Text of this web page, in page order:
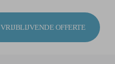
VRIJBLIJVENDE OFFERTE